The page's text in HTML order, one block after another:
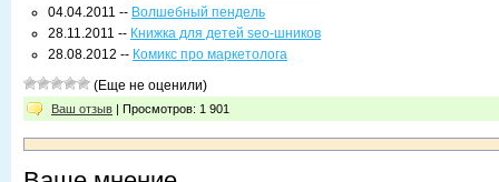
04.04.2011 -- Волшебный пендель
28.11.2011 -- Книжка для детей seo-шников
28.08.2012 -- Комикс про маркетолога
(Еще не оценили)
Ваш отзыв | Просмотров: 1 901